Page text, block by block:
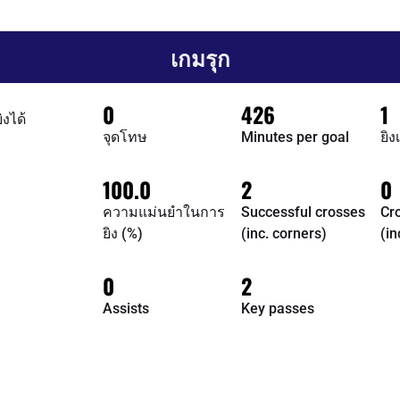
เกมรุก
ได้ 0
จุดโทษ
426
Minutes per goal
1
ยิง
100.0
ความแม่นยำในการ
ยิง (%)
2
Successful crosses
(inc. corners)
0
0
Assists
2
Key passes